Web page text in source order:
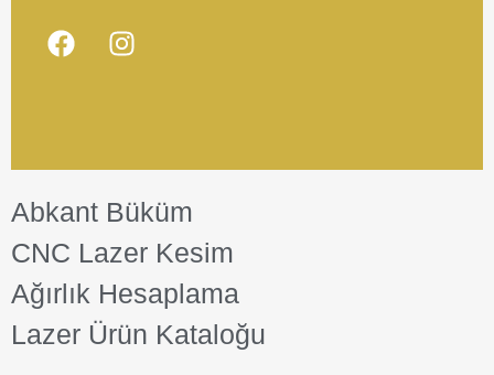
Abkant Büküm
CNC Lazer Kesim
Ağırlık Hesaplama
Lazer Ürün Kataloğu